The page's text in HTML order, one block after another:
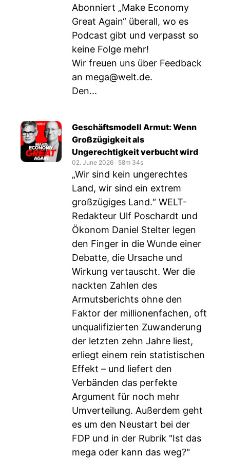
Abonniert „Make Economy
Great Again“ überall, wo es
Podcast gibt und verpasst so
keine Folge mehr!
Wir freuen uns über Feedback
an mega@welt.de.
Den...
Geschäftsmodell Armut: Wenn
Großzügigkeit als
Ungerechtigkeit verbucht wird
02. June 2026 ‧ 58m 34s
„Wir sind kein ungerechtes
Land, wir sind ein extrem
großzügiges Land.“ WELT-
Redakteur Ulf Poschardt und
Ökonom Daniel Stelter legen
den Finger in die Wunde einer
Debatte, die Ursache und
Wirkung vertauscht. Wer die
nackten Zahlen des
Armutsberichts ohne den
Faktor der millionenfachen, oft
unqualifizierten Zuwanderung
der letzten zehn Jahre liest,
erliegt einem rein statistischen
Effekt – und liefert den
Verbänden das perfekte
Argument für noch mehr
Umverteilung. Außerdem geht
es um den Neustart bei der
FDP und in der Rubrik "Ist das
mega oder kann das weg?"